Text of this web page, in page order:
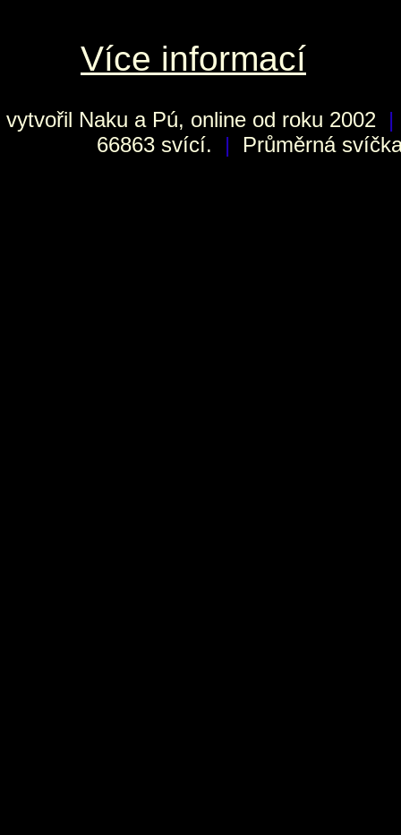
Více informací
vytvořil Naku a Pú, online od roku 2002 |
66863 svící.
| Průměrná